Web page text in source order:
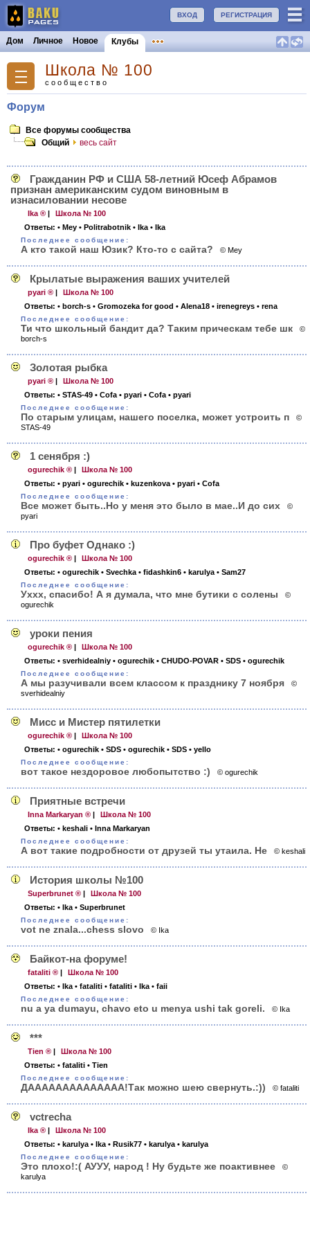
РЕГИСТРАЦИЯ
ВХОД
Дом Личное Новое Клубы
Школа № 100
сообщество
Форум
Все форумы сообщества
Общий
весь сайт
Гражданин РФ и США 58-летний Юсеф Абрамов
признан американским судом виновным в
изнасиловании несове
Ika ® |
Школа № 100
Ответы: • Mey • Politrabotnik • Ika • Ika
Последнее сообщение:
А кто такой наш Юзик? Кто-то с сайта? © Mey
Крылатые выражения ваших учителей
pyari ® |
Школа № 100
Ответы: • borch-s • Gromozeka for good • Alena18 • irenegreys • rena
Последнее сообщение:
Ти что школьный бандит да? Таким прическам тебе шк
©
borch-s
Золотая рыбка
pyari ® |
Школа № 100
Ответы: • STAS-49 • Cofa • pyari • Cofa • pyari
Последнее сообщение:
По старым улицам, нашего поселка, может устроить п
©
STAS-49
1 сенября :)
ogurechik ® |
Школа № 100
Ответы: • pyari • ogurechik • kuzenkova • pyari • Cofa
Последнее сообщение:
Все может быть..Но у меня это было в мае..И до сих
©
pyari
Про буфет Однако :)
ogurechik ® |
Школа № 100
Ответы: • ogurechik • Svechka • fidashkin6 • karulya • Sam27
Последнее сообщение:
Уххх, спасибо! А я думала, что мне бутики с солены
©
ogurechik
уроки пения
ogurechik ® |
Школа № 100
Ответы: • sverhidealniy • ogurechik • CHUDO-POVAR • SDS • ogurechik
Последнее сообщение:
А мы разучивали всем классом к празднику 7 ноября
©
sverhidealniy
Мисс и Мистер пятилетки
ogurechik ® |
Школа № 100
Ответы: • ogurechik • SDS • ogurechik • SDS • yello
Последнее сообщение:
вот такое нездоровое любопытство :) © ogurechik
Приятные встречи
Inna Markaryan ® |
Школа № 100
Ответы: • keshali • Inna Markaryan
Последнее сообщение:
А вот такие подробности от друзей ты утаила. Не © keshali
История школы №100
Superbrunet ® |
Школа № 100
Ответы: • Ika • Superbrunet
Последнее сообщение:
vot ne znala...chess slovo © Ika
Байкот-на форуме!
fataliti ® |
Школа № 100
Ответы: • Ika • fataliti • fataliti • Ika • faii
Последнее сообщение:
nu a ya dumayu, chavo eto u menya ushi tak goreli. © Ika
***
Tien ® |
Школа № 100
Ответы: • fataliti • Tien
Последнее сообщение:
ДАААААААААААААА!Так можно шею свернуть.:)) © fataliti
vctrecha
Ika ® |
Школа № 100
Ответы: • karulya • Ika • Rusik77 • karulya • karulya
Последнее сообщение:
Это плохо!:( АУУУ, народ ! Ну будьте же поактивнее
©
karulya